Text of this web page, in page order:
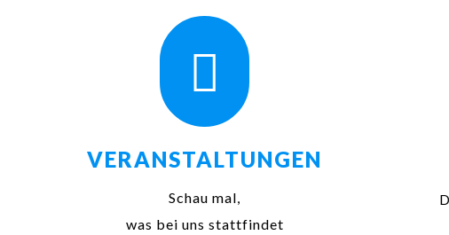

VERANSTALTUNGEN
Schau mal,
was bei uns stattfindet